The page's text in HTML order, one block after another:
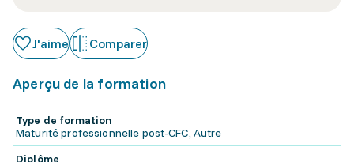
J'aime Comparer
Aperçu de la formation
Type de formation
Maturité professionnelle post-CFC, Autre
Diplôme